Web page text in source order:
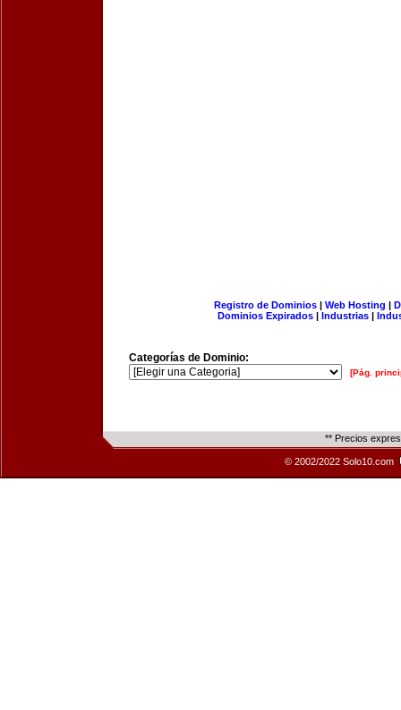
Registro de Dominios| Web Hosting |
Dominios Expirados | Industrias |
Categorías de Dominio:
[Pág.
** Precios
© 2002/2022 Solo10.com